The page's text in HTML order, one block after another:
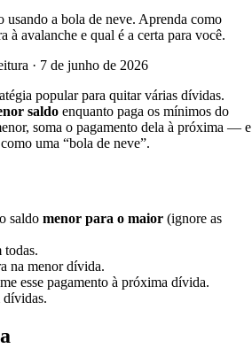
a bola de neve. Aprenda como
à avalanche e qual é a certa para você.
· 7 de junho de 2026
popular para quitar várias dívidas.
saldo enquanto paga os mínimos do
soma o pagamento dela à próxima — e
uma “bola de neve”.
saldo menor para o maior (ignore as
todas.
na menor dívida.
esse pagamento à próxima dívida.
dívidas.